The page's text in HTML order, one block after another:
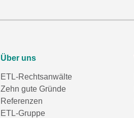
Über uns
ETL-Rechtsanwälte
Zehn gute Gründe
Referenzen
ETL-Gruppe